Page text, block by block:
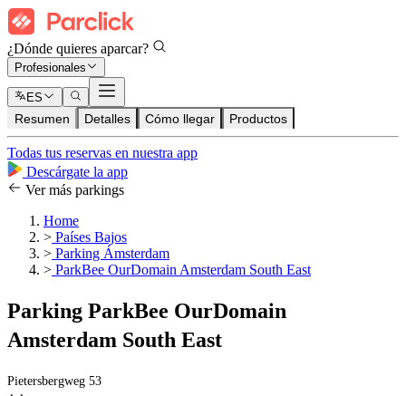
¿Dónde quieres aparcar?
Profesionales
ES
Resumen Detalles Cómo llegar Productos
Todas tus reservas en nuestra app
Descárgate la app
Ver más parkings
Home
> Países Bajos
> Parking Ámsterdam
> ParkBee OurDomain Amsterdam South East
Parking ParkBee OurDomain
Amsterdam South East
Pietersbergweg 53